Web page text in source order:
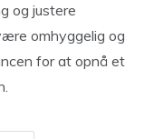
og justere
omhyggelig og
for at opnå et